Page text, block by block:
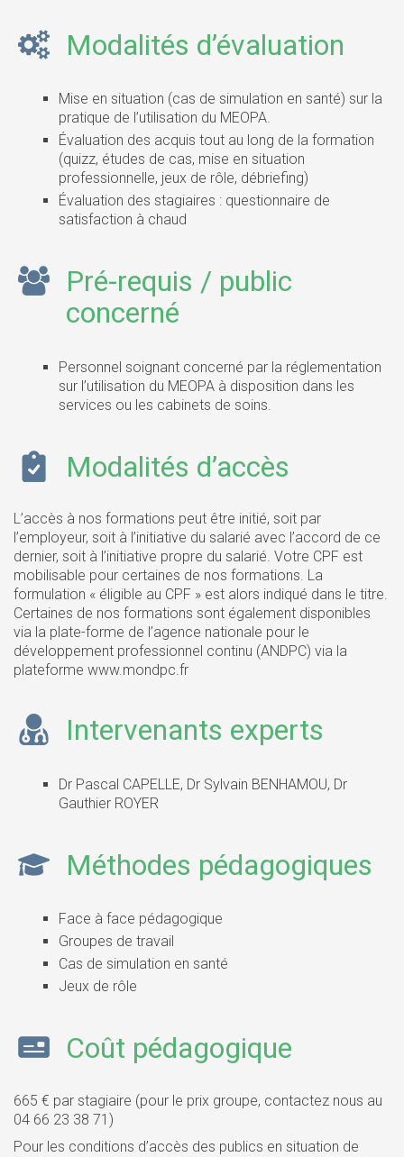
Modalités d’évaluation
Mise en situation (cas de simulation en santé) sur la
pratique de l’utilisation du MEOPA.
Évaluation des acquis tout au long de la formation
(quizz, études de cas, mise en situation
professionnelle, jeux de rôle, débriefing)
Évaluation des stagiaires : questionnaire de
satisfaction à chaud
Pré-requis / public
concerné
Personnel soignant concerné par la réglementation
sur l’utilisation du MEOPA à disposition dans les
services ou les cabinets de soins.
Modalités d’accès
L’accès à nos formations peut être initié, soit par
l’employeur, soit à l’initiative du salarié avec l’accord de ce
dernier, soit à l’initiative propre du salarié. Votre CPF est
mobilisable pour certaines de nos formations. La
formulation « éligible au CPF » est alors indiqué dans le titre.
Certaines de nos formations sont également disponibles
via la plate-forme de l’agence nationale pour le
développement professionnel continu (ANDPC) via la
plateforme www.mondpc.fr
Intervenants experts
Dr Pascal CAPELLE, Dr Sylvain BENHAMOU, Dr
Gauthier ROYER
Méthodes pédagogiques
Face à face pédagogique
Groupes de travail
Cas de simulation en santé
Jeux de rôle
Coût pédagogique
665 € par stagiaire (pour le prix groupe, contactez nous au
04 66 23 38 71)
Pour les conditions d’accès des publics en situation de